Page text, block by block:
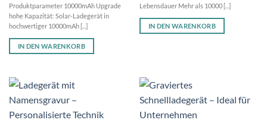
Produktparameter 10000mAh Upgrade
hohe Kapazität: Solar-Ladegerät in
hochwertiger 10000mAh [...]
IN DEN WARENKORB
Lebensdauer Mehr als 10000 [...]
IN DEN WARENKORB